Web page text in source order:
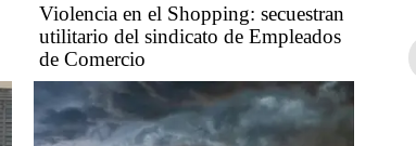
Violencia en el Shopping: secuestran
utilitario del sindicato de Empleados
de Comercio